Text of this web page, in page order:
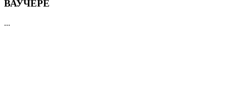
ВАУЧЕРЕ
...